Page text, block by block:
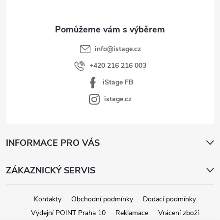
info@istage.cz
+420 216 216 003
iStage FB
istage.cz
INFORMACE PRO VÁS
ZÁKAZNICKÝ SERVIS
Kontakty Obchodní podmínky
Dodací podmínky
Výdejní POINT Praha 10
Reklamace Vrácení zboží